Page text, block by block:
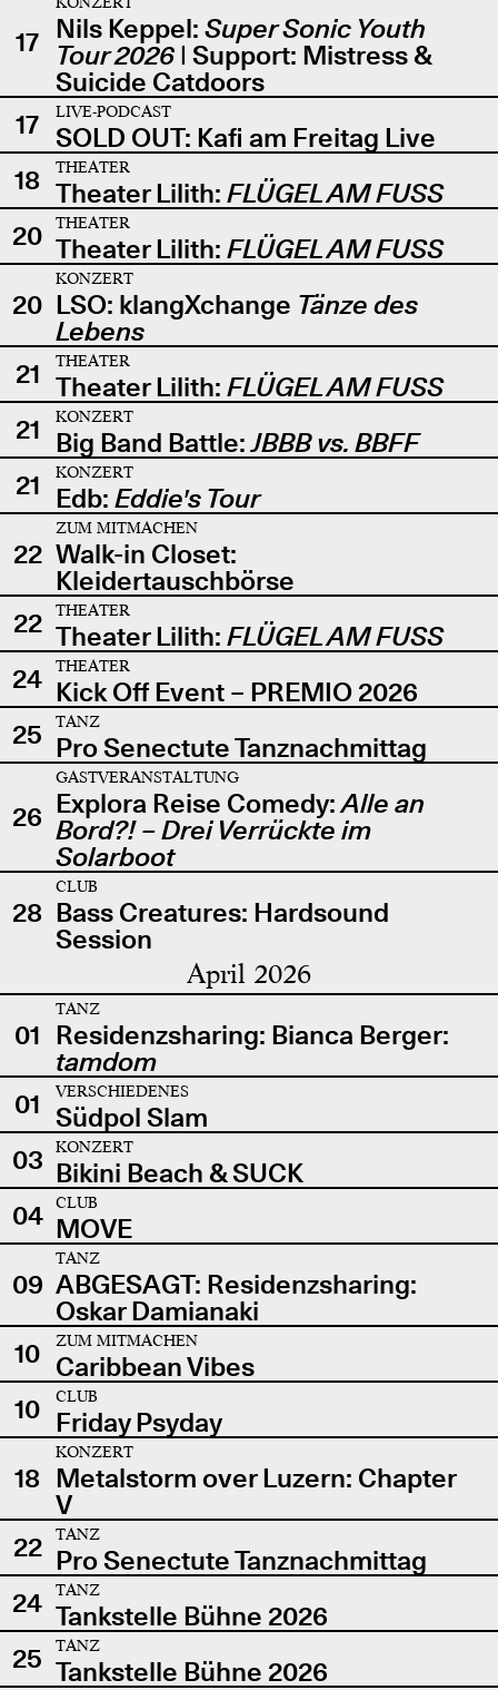
17 Nils Keppel: Super Sonic Youth
Tour 2026| Support: Mistress &
Suicide Catdoors
17
LIVE-PODCAST
SOLD OUT: Kafi am Freitag Live
18
THEATER
Theater Lilith: FLÜGEL AM FUSS
20
THEATER
Theater Lilith: FLÜGEL AM FUSS
20
KONZERT
LSO: klangXchange Tänze des
Lebens
21
THEATER
Theater Lilith: FLÜGEL AM FUSS
21
KONZERT
Big Band Battle:JBBB vs. BBFF
21
KONZERT
Edb: Eddie's Tour
22
ZUM MITMACHEN
Walk-in Closet:
Kleidertauschbörse
22
THEATER
Theater Lilith: FLÜGEL AM FUSS
24
THEATER
Kick Off Event – PREMIO 2026
25
TANZ
Pro Senectute Tanznachmittag
26
GASTVERANSTALTUNG
Explora Reise Comedy:Alle an
Bord?! – Drei Verrückte im
Solarboot
28
CLUB
Bass Creatures: Hardsound
Session
April 2026
01
TANZ
Residenzsharing: Bianca Berger:
tamdom
01
VERSCHIEDENES
Südpol Slam
03
KONZERT
Bikini Beach & SUCK
04
CLUB
MOVE
09
TANZ
ABGESAGT: Residenzsharing:
Oskar Damianaki
10
ZUM MITMACHEN
Caribbean Vibes
10
CLUB
Friday Psyday
18
KONZERT
Metalstorm over Luzern: Chapter
V
22
TANZ
Pro Senectute Tanznachmittag
24
TANZ
Tankstelle Bühne 2026
25
TANZ
Tankstelle Bühne 2026